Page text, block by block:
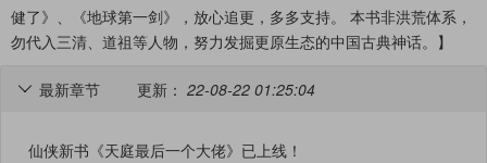
健了》、《地球第一剑》，放心追更，多多支持。 本书非洪荒体系，
勿代入三清、道祖等人物，努力发掘更原生态的中国古典神话。】
最新章节 更新： 22-08-22 01:25:04

仙侠新书《天庭最后一个大佬》已上线！